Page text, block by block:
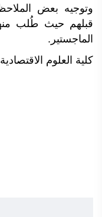
وتوجيه بعض
قبلهم حيث طُلب
الماجستير.
كلية العلوم